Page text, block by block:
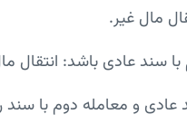
مال غیر.
سند عادی باشد: انتقال
عادی و معامله دوم با